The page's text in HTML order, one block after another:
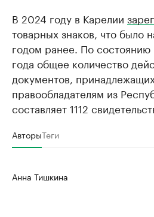
В 2024 году в Карелии
товарных знаков, что было
годом ранее. По состоянию
года общее количество
документов,
правообладателям из
составляет 1112
АвторыТеги
Анна Тишкина